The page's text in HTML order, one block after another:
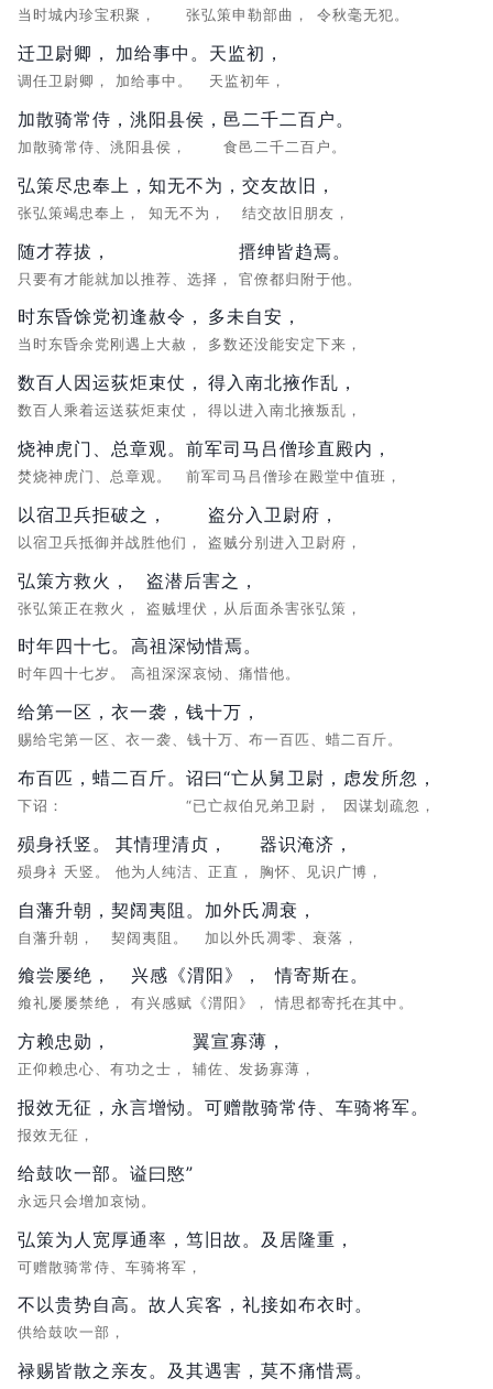
当时城内珍宝积聚， 张弘策申勒部曲， 令秋毫无犯。
迁卫尉卿，
调任卫尉卿，
加给事中。
加给事中。
天监初，
天监初年，
加散骑常侍，洮阳县侯，
加散骑常侍、洮阳县侯，
邑二千二百户。
食邑二千二百户。
弘策尽忠奉上，
张弘策竭忠奉上，
知无不为，
知无不为，
交友故旧，
结交故旧朋友，
随才荐拔，
只要有才能就加以推荐、选择，
搢绅皆趋焉。
官僚都归附于他。
时东昏馀党初逢赦令，
当时东昏余党刚遇上大赦，
多未自安，
多数还没能安定下来，
数百人因运荻炬束仗，
数百人乘着运送荻炬束仗，
得入南北掖作乱，
得以进入南北掖叛乱，
烧神虎门、总章观。
焚烧神虎门、总章观。
前军司马吕僧珍直殿内，
前军司马吕僧珍在殿堂中值班，
以宿卫兵拒破之，
以宿卫兵抵御并战胜他们，
盗分入卫尉府，
盗贼分别进入卫尉府，
弘策方救火，
张弘策正在救火，
盗潜后害之，
盗贼埋伏，从后面杀害张弘策，
时年四十七。
时年四十七岁。
高祖深恸惜焉。
高祖深深哀恸、痛惜他。
给第一区，衣一袭，钱十万，
赐给宅第一区、衣一袭、钱十万、布一百匹、蜡二百斤。
布百匹，蜡二百斤。
下诏：
诏曰“亡从舅卫尉，
“已亡叔伯兄弟卫尉，
虑发所忽，
因谋划疏忽，
殒身祅竖。
殒身礻夭竖。
其情理清贞，
他为人纯洁、正直，
器识淹济，
胸怀、见识广博，
自藩升朝，
自藩升朝，
契阔夷阻。
契阔夷阻。
加外氏凋衰，
加以外氏凋零、衰落，
飨尝屡绝，
飨礼屡屡禁绝，
兴感《渭阳》，
有兴感赋《渭阳》，
情寄斯在。
情思都寄托在其中。
方赖忠勋，
正仰赖忠心、有功之士，
翼宣寡薄，
辅佐、发扬寡薄，
报效无征，永言增恸。可赠散骑常侍、车骑将军。
报效无征，
给鼓吹一部。谥曰愍”
永远只会增加哀恸。
弘策为人宽厚通率，笃旧故。及居隆重，
可赠散骑常侍、车骑将军，
不以贵势自高。故人宾客，礼接如布衣时。
供给鼓吹一部，
禄赐皆散之亲友。及其遇害，莫不痛惜焉。